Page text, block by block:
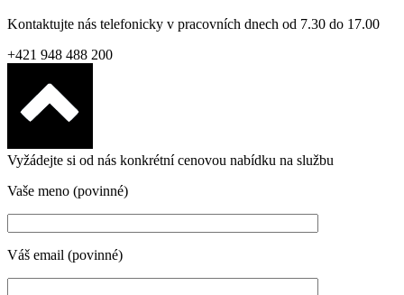
Kontaktujte nás telefonicky v pracovních dnech od 7.30 do 17.00
+421 948 488 200
Vyžádejte si od nás konkrétní cenovou nabídku na službu
Vaše meno (povinné)
Váš email (povinné)